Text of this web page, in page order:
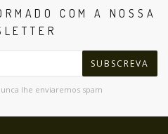
COM A NOSSA
SUBSCREVA
lhe enviaremos spam